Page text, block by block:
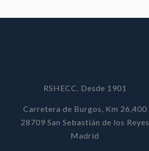
RSHECC. Desde 1901
Carretera de Burgos, Km 26,400
28709 San Sebastián de los Reyes
Madrid